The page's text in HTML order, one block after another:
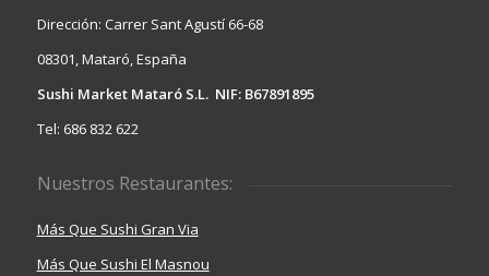
Dirección: Carrer Sant Agustí 66-68
08301, Mataró, España
Sushi Market Mataró S.L. NIF: B67891895
Tel: 686 832 622
Nuestros Restaurantes:
Más Que Sushi Gran Via
Más Que Sushi El Masnou